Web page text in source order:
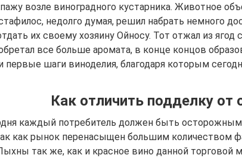
возле виноградного кустарника. Животное
недолго думая, решил набрать немного
их своему хозяину Ойносу. Тот отжал из
все больше аромата, в конце концов
первые шаги виноделия, благодаря которым
Как отличить подделку от
каждый потребитель должен быть осторожным
как рынок перенасыщен большим количеством
так же, как и красное вино данной торговой